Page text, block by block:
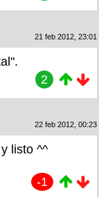
21 feb 2012, 23:01
2
22 feb 2012, 00:23
listo ^^
-1